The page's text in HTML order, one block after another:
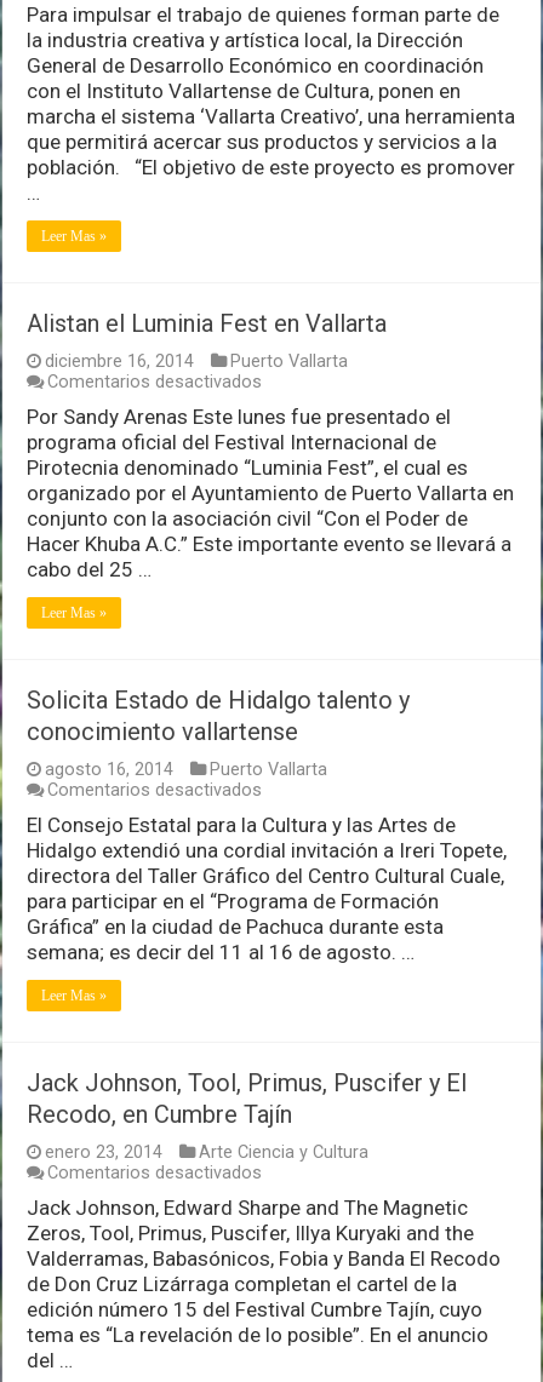
el
sistema
‘Vallarta
Creativo’
para
creadores
y
artistas
Para impulsar el trabajo de quienes forman parte de
la industria creativa y artística local, la Dirección
General de Desarrollo Económico en coordinación
con el Instituto Vallartense de Cultura, ponen en
marcha el sistema ‘Vallarta Creativo’, una herramienta
que permitirá acercar sus productos y servicios a la
población. “El objetivo de este proyecto es promover
…
Leer Mas »
Alistan el Luminia Fest en Vallarta
diciembre 16, 2014
Puerto Vallarta
Comentarios desactivados
el
Luminia
Fest
en
Vallarta
Por Sandy Arenas Este lunes fue presentado el
programa oficial del Festival Internacional de
Pirotecnia denominado “Luminia Fest”, el cual es
organizado por el Ayuntamiento de Puerto Vallarta en
conjunto con la asociación civil “Con el Poder de
Hacer Khuba A.C.” Este importante evento se llevará a
cabo del 25 …
Leer Mas »
Solicita Estado de Hidalgo talento y
conocimiento vallartense
agosto 16, 2014
Puerto Vallarta
Comentarios desactivados
Estado
de
Hidalgo
y
conocimiento
vallartense
El Consejo Estatal para la Cultura y las Artes de
Hidalgo extendió una cordial invitación a Ireri Topete,
directora del Taller Gráfico del Centro Cultural Cuale,
para participar en el “Programa de Formación
Gráfica” en la ciudad de Pachuca durante esta
semana; es decir del 11 al 16 de agosto. …
Leer Mas »
Jack Johnson, Tool, Primus, Puscifer y El
Recodo, en Cumbre Tajín
enero 23, 2014
Arte Ciencia y Cultura
Comentarios desactivados
Johnson,
Tool,
Primus,
Puscifer
y
El
Recodo,
Jack Johnson, Edward Sharpe and The Magnetic
Zeros, Tool, Primus, Puscifer, Illya Kuryaki and the
Valderramas, Babasónicos, Fobia y Banda El Recodo
de Don Cruz Lizárraga completan el cartel de la
edición número 15 del Festival Cumbre Tajín, cuyo
tema es “La revelación de lo posible”. En el anuncio
del …